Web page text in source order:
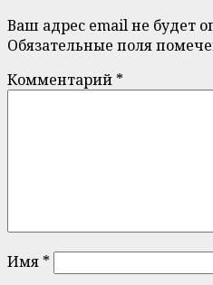
Ваш адрес email не будет
Обязательные поля
Комментарий *
Имя *